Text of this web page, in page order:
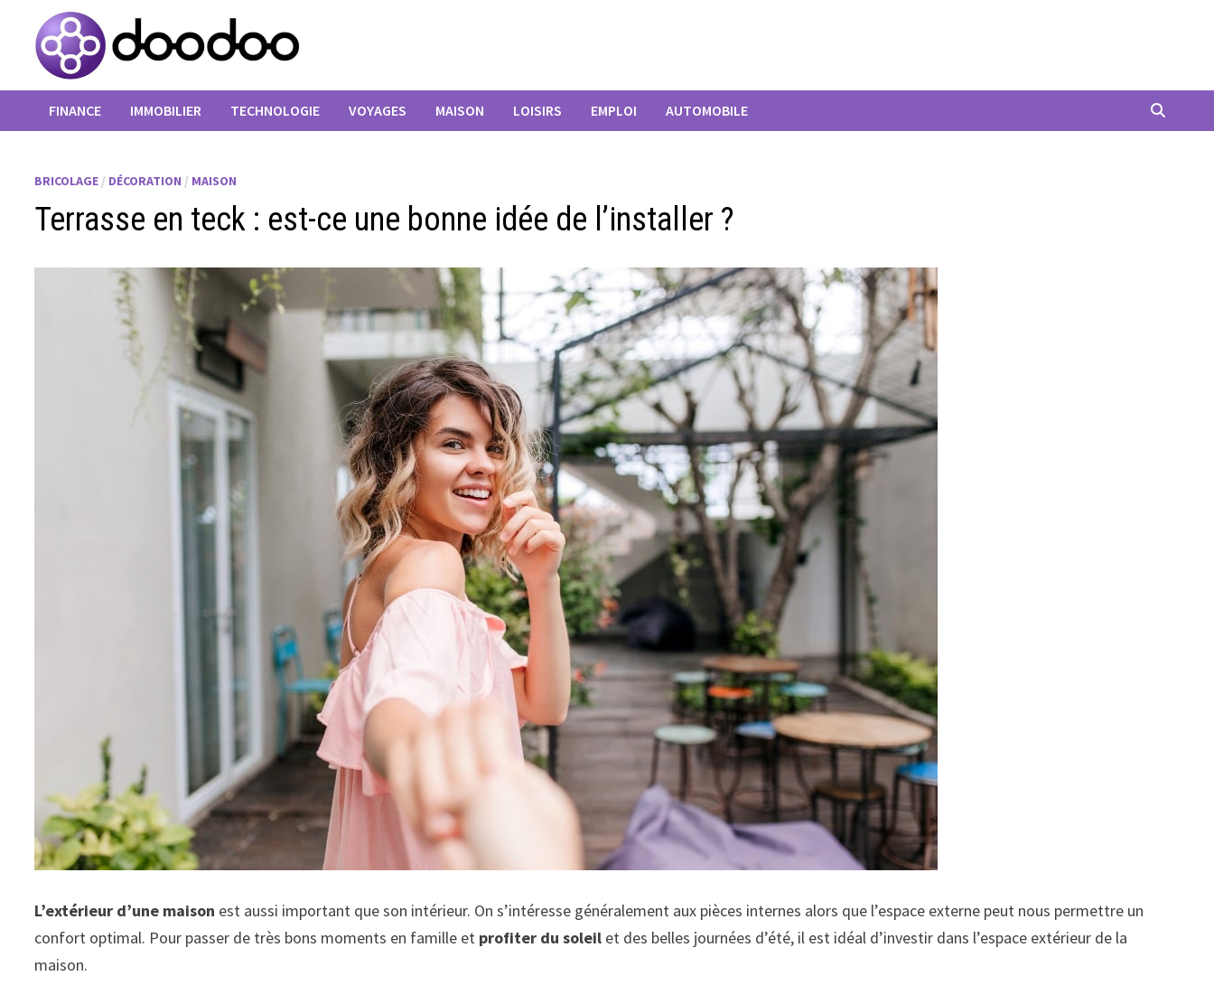
contenu
FINANCE IMMOBILIER TECHNOLOGIE VOYAGES MAISON LOISIRS EMPLOI AUTOMOBILE
BRICOLAGE / DÉCORATION / MAISON
Terrasse en teck : est-ce une bonne idée de l’installer ?
L’extérieur d’une maison est aussi important que son intérieur. On s’intéresse généralement aux pièces internes alors que l’espace externe peut nous permettre un
confort optimal. Pour passer de très bons moments en famille et profiter du soleil et des belles journées d’été, il est idéal d’investir dans l’espace extérieur de la
maison.